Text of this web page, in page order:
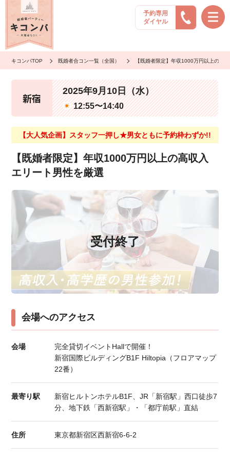
予約専用
ダイヤル
キコンパTOP 既婚者合コン一覧（全国） 【既婚者限定】年収1000万円以上の高
新宿
2025年9月10日（水）
12:55〜14:40
【大人気企画】スタッフ一押し★男女ともに予約枠わずか!!
【既婚者限定】年収1000万円以上の高収入
エリート男性を厳選
受付終了
会場へのアクセス
会場
完全貸切イベントHallで開催！
新宿国際ビルディングB1F Hiltopia（フロアマップ
22番）
最寄り駅
新宿ヒルトンホテルB1F、JR「新宿駅」西口徒歩7
分、地下鉄「西新宿駅」・「都庁前駅」直結
住所 東京都新宿区西新宿6-6-2